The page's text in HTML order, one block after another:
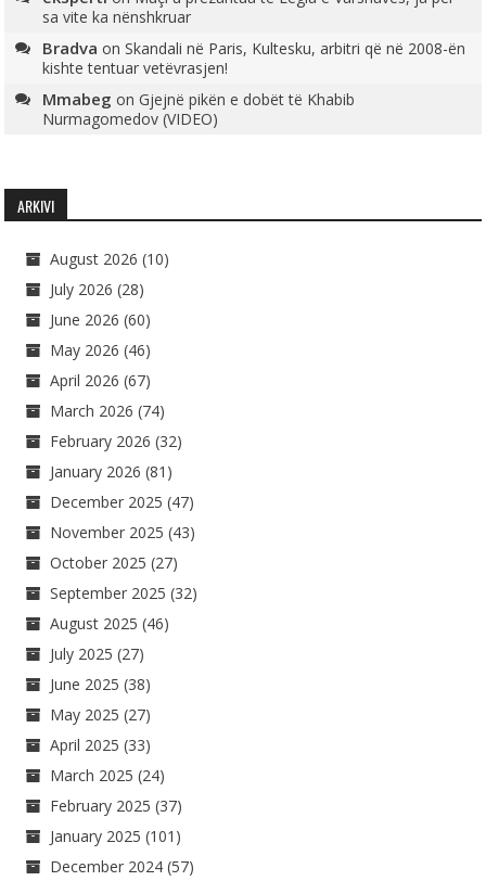
sa vite ka nënshkruar
Bradva onSkandali në Paris, Kultesku, arbitri që në 2008-ën
kishte tentuar vetëvrasjen!
Mmabeg onGjejnë pikën e dobët të Khabib
Nurmagomedov (VIDEO)
ARKIVI
August 2026 (10)
July 2026 (28)
June 2026 (60)
May 2026 (46)
April 2026 (67)
March 2026 (74)
February 2026 (32)
January 2026 (81)
December 2025 (47)
November 2025 (43)
October 2025 (27)
September 2025 (32)
August 2025 (46)
July 2025 (27)
June 2025 (38)
May 2025 (27)
April 2025 (33)
March 2025 (24)
February 2025 (37)
January 2025 (101)
December 2024 (57)